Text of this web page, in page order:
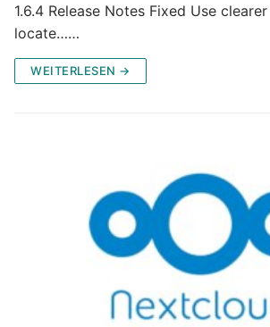
1.6.4 Release Notes Fixed Use
locate……
WEITERLESEN →